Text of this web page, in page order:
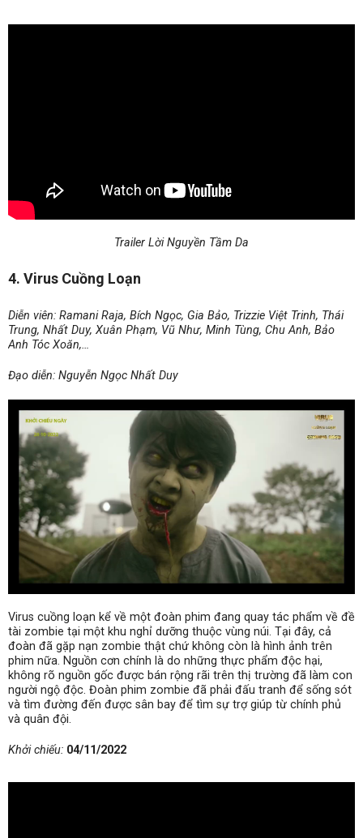
Trailer Lời Nguyền Tầm Da
4. Virus Cuồng Loạn
Diễn viên: Ramani Raja, Bích Ngọc, Gia Bảo, Trizzie Việt Trinh, Thái
Trung, Nhất Duy, Xuân Phạm, Vũ Như, Minh Tùng, Chu Anh, Bảo
Anh Tóc Xoăn,…
Đạo diễn: Nguyễn Ngọc Nhất Duy
Virus cuồng loạn kể về một đoàn phim đang quay tác phẩm về đề
tài zombie tại một khu nghỉ dưỡng thuộc vùng núi. Tại đây, cả
đoàn đã gặp nạn zombie thật chứ không còn là hình ảnh trên
phim nữa. Nguồn cơn chính là do những thực phẩm độc hại,
không rõ nguồn gốc được bán rộng rãi trên thị trường đã làm con
người ngộ độc. Đoàn phim zombie đã phải đấu tranh để sống sót
và tìm đường đến được sân bay để tìm sự trợ giúp từ chính phủ
và quân đội.
Khởi chiếu: 04/11/2022